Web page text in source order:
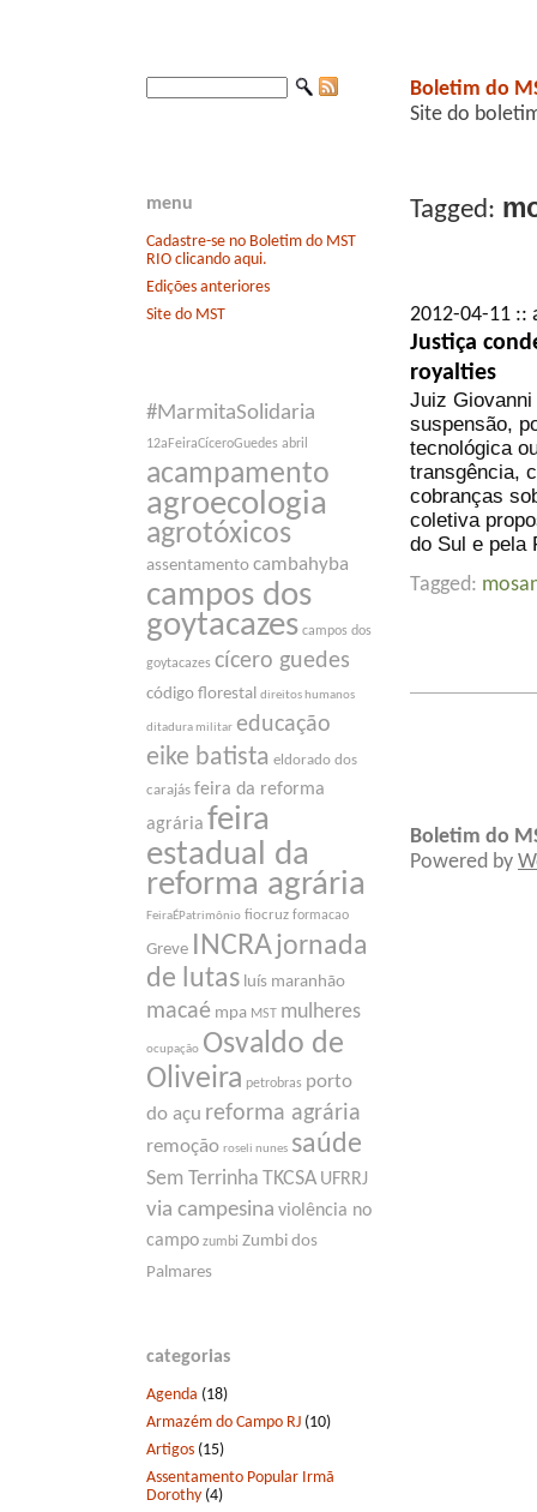
menu
Cadastre-se no Boletim do MST
RIO clicando aqui.
Edições anteriores
Site do MST
#MarmitaSolidaria
12aFeiraCíceroGuedes abril
acampamento
agroecologia
agrotóxicos
assentamento cambahyba
campos dos
goytacazes campos dos
goytacazes cícero guedes
código florestal direitos humanos
ditadura militar educação
eike batista eldorado dos
carajás feira da reforma
agrária feira
estadual da
reforma agrária
FeiraÉPatrimônio fiocruz formacao
Greve INCRA jornada
de lutas luís maranhão
macaé mpa MST mulheres
ocupação Osvaldo de
Oliveira petrobras porto
do açu reforma agrária
remoção roseli nunes saúde
Sem Terrinha TKCSA UFRRJ
via campesina violência no
campo zumbi Zumbi dos
Palmares
categorias
Agenda (18)
Armazém do Campo RJ (10)
Artigos (15)
Assentamento Popular Irmã
Dorothy (4)
Boletim do
Site do
Tagged:
2012-04-11
Justiça
royalties
Juiz
suspensão,
tecnológica
transgência,
cobranças
coletiva
do Sul e pela
Tagged:
Boletim do
Powered by